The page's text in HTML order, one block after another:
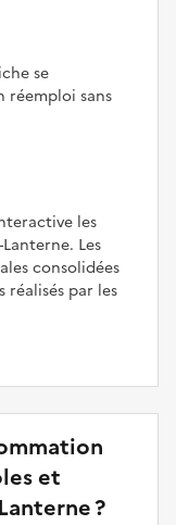
se
réemploi sans
les
Les
consolidées
réalisés par les
et
?